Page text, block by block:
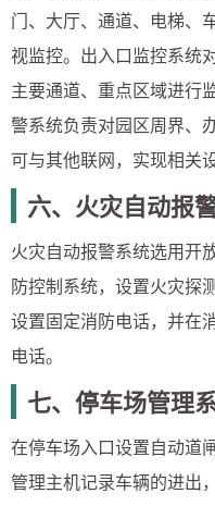
门、大厅、通道、电梯、
视监控。出入口监控系统
主要通道、重点区域进行
警系统负责对园区周界、
可与其他联网，实现相关
六、火灾自动报
火灾自动报警系统选用开
防控制系统，设置火灾探
设置固定消防电话，并在
电话。
七、停车场管理
在停车场入口设置自动道
管理主机记录车辆的进出